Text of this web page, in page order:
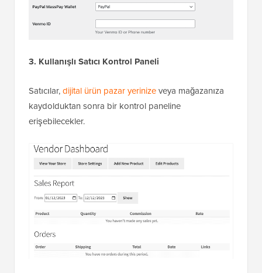
3. Kullanışlı Satıcı Kontrol Paneli
Satıcılar,dijital ürün pazar yerinizeveya mağazanıza
kaydolduktan sonra bir kontrol paneline
erişebilecekler.